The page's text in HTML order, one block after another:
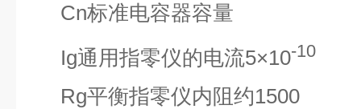
Cn标准电容器容量
Ig通用指零仪的电流5×10-10
Rg平衡指零仪内阻约